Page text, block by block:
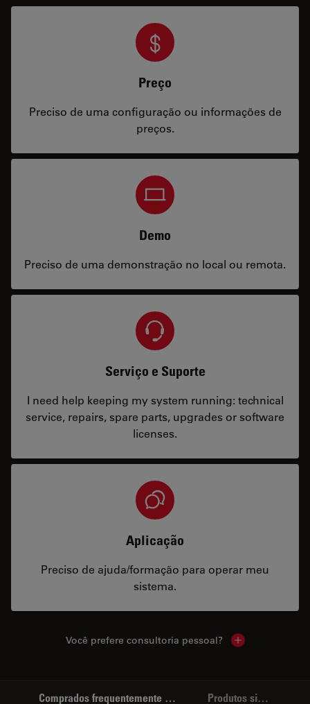
Preço
Preciso de uma configuração ou informações de
preços.
Demo
Preciso de uma demonstração no local ou remota.
Serviço e Suporte
I need help keeping my system running: technical
service, repairs, spare parts, upgrades or software
licenses.
Aplicação
Preciso de ajuda/formação para operar meu
sistema.
Você prefere consultoria pessoal? Show local
Comprados frequentemente em conjunto Produtos similares